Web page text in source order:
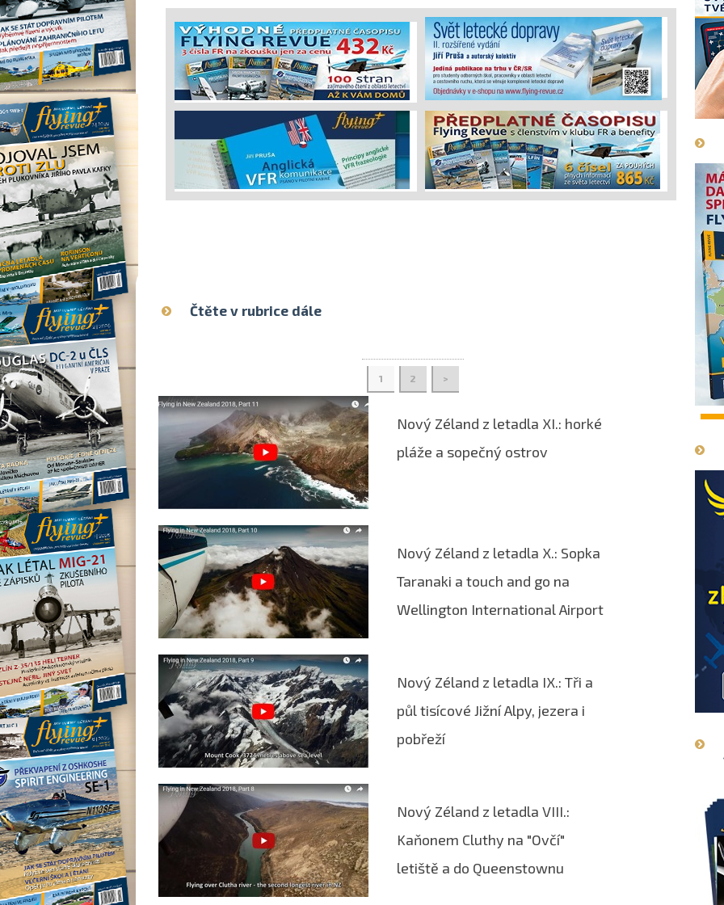
Čtěte v rubrice dále
1 2 >
Nový Zéland z letadla XI.: horké
pláže a sopečný ostrov
Nový Zéland z letadla X.: Sopka
Taranaki a touch and go na
Wellington International Airport
Nový Zéland z letadla IX.: Tři a
půl tisícové Jižní Alpy, jezera i
pobřeží
Nový Zéland z letadla VIII.:
Kaňonem Cluthy na "Ovčí"
letiště a do Queenstownu
1